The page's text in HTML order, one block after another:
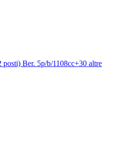
posti) Ber. 5p/b/1108cc+30 altre